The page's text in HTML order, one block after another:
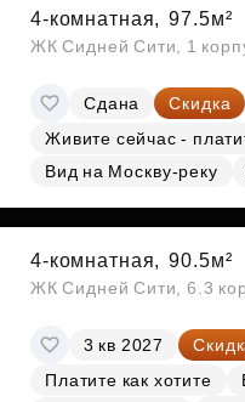
4-комнатная, 97.5м²
ЖК Сидней Сити, 1
Сдана Скидка
Живите сейчас -
Вид на Москву-реку
4-комнатная, 90.5м²
ЖК Сидней Сити, 6.3
3 кв 2027
Платите как хотите